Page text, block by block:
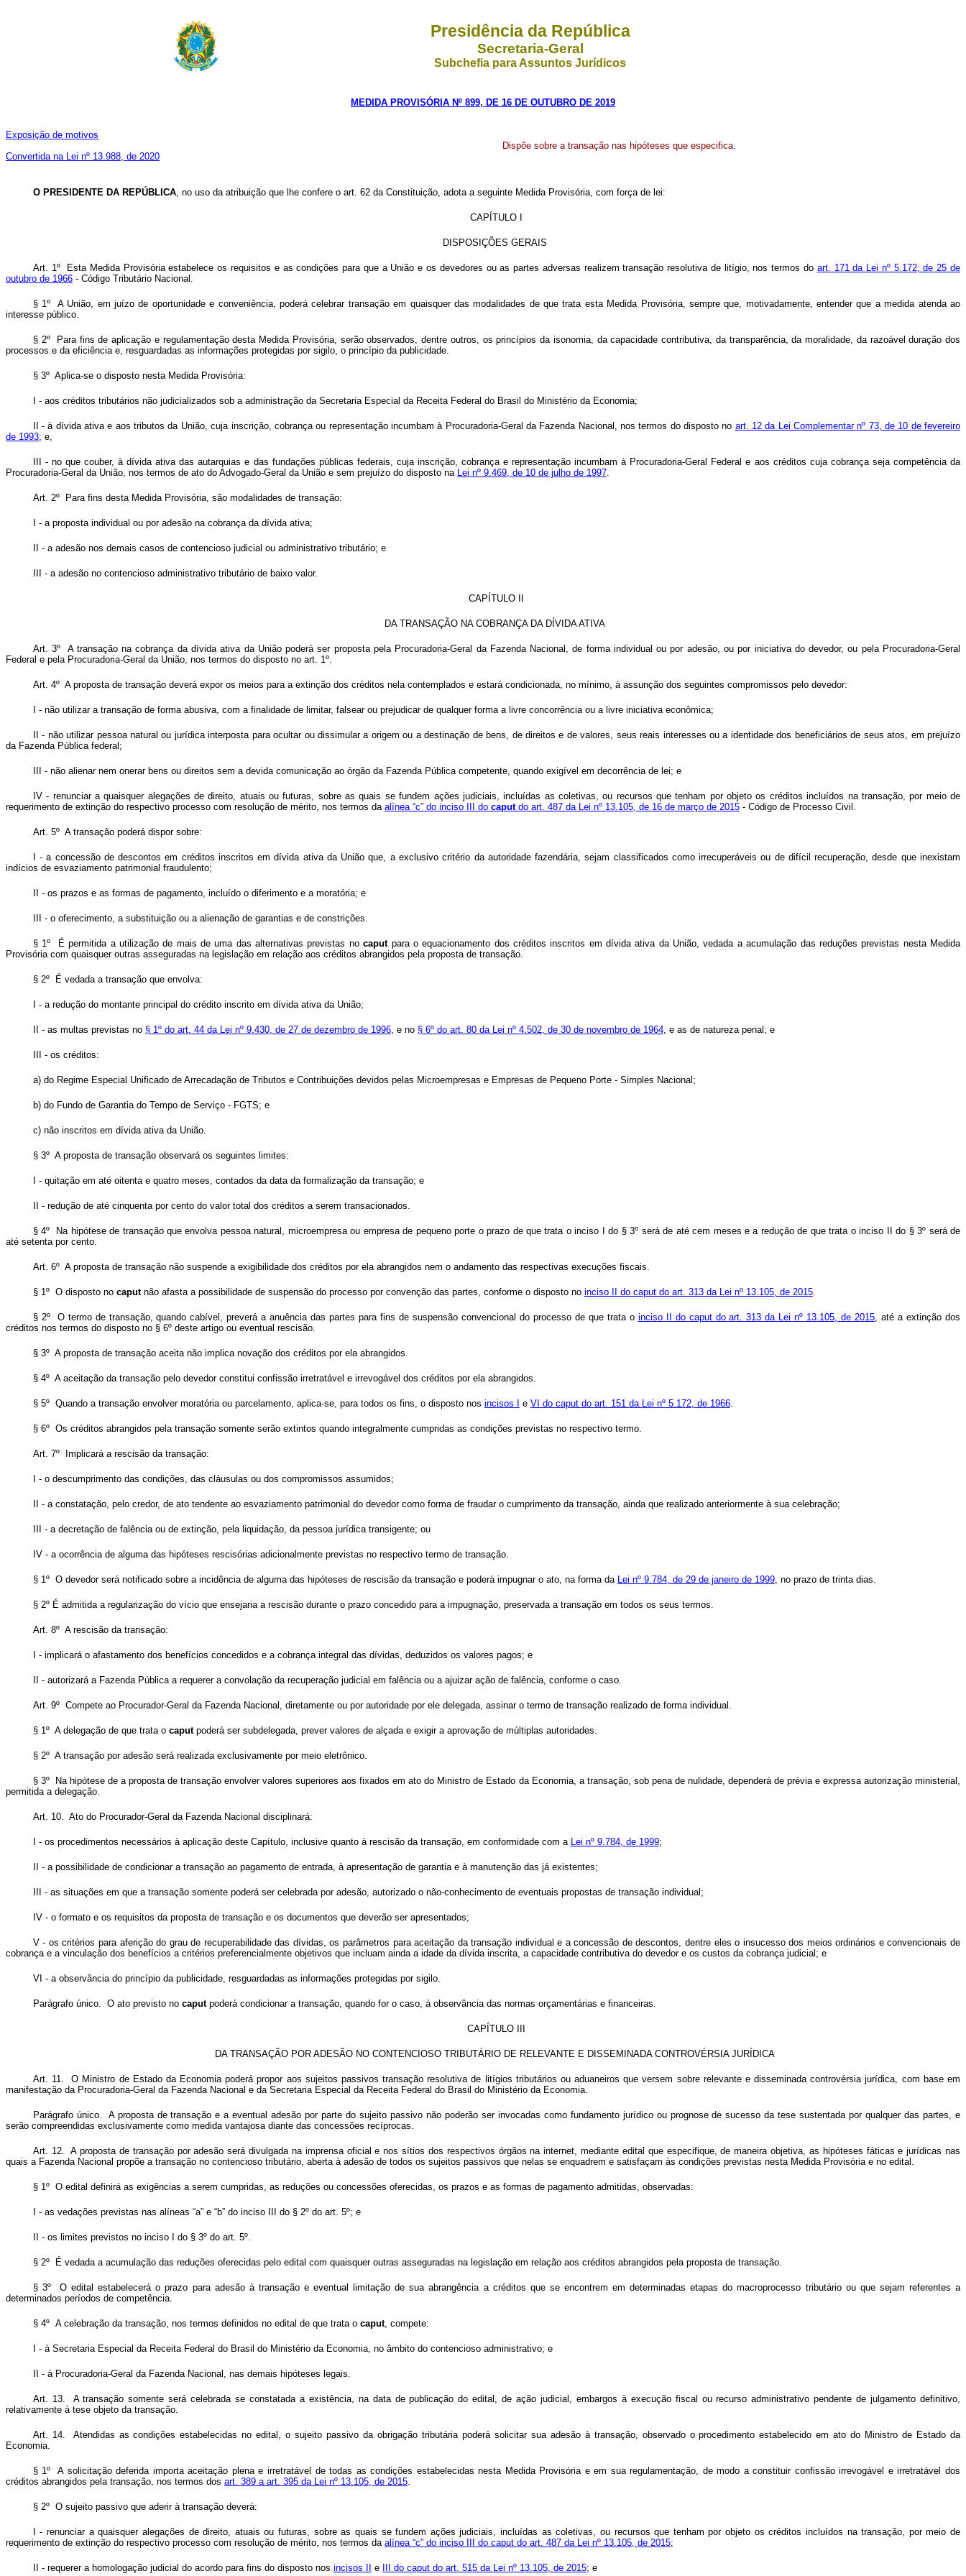
Presidência da República
Secretaria-Geral
Subchefia para Assuntos Jurídicos
MEDIDA PROVISÓRIA Nº 899, DE 16 DE OUTUBRO DE 2019
Exposição de motivos
Convertida na Lei nº 13.988, de 2020
Dispõe sobre a transação nas hipóteses que especifica.
O PRESIDENTE DA REPÚBLICA, no uso da atribuição que lhe confere o art. 62 da Constituição, adota a seguinte Medida Provisória, com força de lei:
CAPÍTULO I
DISPOSIÇÕES GERAIS
Art. 1º Esta Medida Provisória estabelece os requisitos e as condições para que a União e os devedores ou as partes adversas realizem transação resolutiva de litígio, nos termos do art. 171 da Lei nº 5.172, de 25 de
outubro de 1966 - Código Tributário Nacional.
§ 1º A União, em juízo de oportunidade e conveniência, poderá celebrar transação em quaisquer das modalidades de que trata esta Medida Provisória, sempre que, motivadamente, entender que a medida atenda ao
interesse público.
§ 2º Para fins de aplicação e regulamentação desta Medida Provisória, serão observados, dentre outros, os princípios da isonomia, da capacidade contributiva, da transparência, da moralidade, da razoável duração dos
processos e da eficiência e, resguardadas as informações protegidas por sigilo, o princípio da publicidade.
§ 3º Aplica-se o disposto nesta Medida Provisória:
I - aos créditos tributários não judicializados sob a administração da Secretaria Especial da Receita Federal do Brasil do Ministério da Economia;
II - à dívida ativa e aos tributos da União, cuja inscrição, cobrança ou representação incumbam à Procuradoria-Geral da Fazenda Nacional, nos termos do disposto no art. 12 da Lei Complementar nº 73, de 10 de fevereiro
de 1993; e,
III - no que couber, à dívida ativa das autarquias e das fundações públicas federais, cuja inscrição, cobrança e representação incumbam à Procuradoria-Geral Federal e aos créditos cuja cobrança seja competência da
Procuradoria-Geral da União, nos termos de ato do Advogado-Geral da União e sem prejuízo do disposto na Lei nº 9.469, de 10 de julho de 1997.
Art. 2º Para fins desta Medida Provisória, são modalidades de transação:
I - a proposta individual ou por adesão na cobrança da dívida ativa;
II - a adesão nos demais casos de contencioso judicial ou administrativo tributário; e
III - a adesão no contencioso administrativo tributário de baixo valor.
CAPÍTULO II
DA TRANSAÇÃO NA COBRANÇA DA DÍVIDA ATIVA
Art. 3º A transação na cobrança da dívida ativa da União poderá ser proposta pela Procuradoria-Geral da Fazenda Nacional, de forma individual ou por adesão, ou por iniciativa do devedor, ou pela Procuradoria-Geral
Federal e pela Procuradoria-Geral da União, nos termos do disposto no art. 1º.
Art. 4º A proposta de transação deverá expor os meios para a extinção dos créditos nela contemplados e estará condicionada, no mínimo, à assunção dos seguintes compromissos pelo devedor:
I - não utilizar a transação de forma abusiva, com a finalidade de limitar, falsear ou prejudicar de qualquer forma a livre concorrência ou a livre iniciativa econômica;
II - não utilizar pessoa natural ou jurídica interposta para ocultar ou dissimular a origem ou a destinação de bens, de direitos e de valores, seus reais interesses ou a identidade dos beneficiários de seus atos, em prejuízo
da Fazenda Pública federal;
III - não alienar nem onerar bens ou direitos sem a devida comunicação ao órgão da Fazenda Pública competente, quando exigível em decorrência de lei; e
IV - renunciar a quaisquer alegações de direito, atuais ou futuras, sobre as quais se fundem ações judiciais, incluídas as coletivas, ou recursos que tenham por objeto os créditos incluídos na transação, por meio de
requerimento de extinção do respectivo processo com resolução de mérito, nos termos da alínea “c” do inciso III do caputdo art. 487 da Lei nº 13.105, de 16 de março de 2015 - Código de Processo Civil.
Art. 5º A transação poderá dispor sobre:
I - a concessão de descontos em créditos inscritos em dívida ativa da União que, a exclusivo critério da autoridade fazendária, sejam classificados como irrecuperáveis ou de difícil recuperação, desde que inexistam
indícios de esvaziamento patrimonial fraudulento;
II - os prazos e as formas de pagamento, incluído o diferimento e a moratória; e
III - o oferecimento, a substituição ou a alienação de garantias e de constrições.
§ 1º É permitida a utilização de mais de uma das alternativas previstas nocaputpara o equacionamento dos créditos inscritos em dívida ativa da União, vedada a acumulação das reduções previstas nesta Medida
Provisória com quaisquer outras asseguradas na legislação em relação aos créditos abrangidos pela proposta de transação.
§ 2º É vedada a transação que envolva:
I - a redução do montante principal do crédito inscrito em dívida ativa da União;
II - as multas previstas no § 1º do art. 44 da Lei nº 9.430, de 27 de dezembro de 1996, e no § 6º do art. 80 da Lei nº 4.502, de 30 de novembro de 1964, e as de natureza penal; e
III - os créditos:
a) do Regime Especial Unificado de Arrecadação de Tributos e Contribuições devidos pelas Microempresas e Empresas de Pequeno Porte - Simples Nacional;
b) do Fundo de Garantia do Tempo de Serviço - FGTS; e
c) não inscritos em dívida ativa da União.
§ 3º A proposta de transação observará os seguintes limites:
I - quitação em até oitenta e quatro meses, contados da data da formalização da transação; e
II - redução de até cinquenta por cento do valor total dos créditos a serem transacionados.
§ 4º Na hipótese de transação que envolva pessoa natural, microempresa ou empresa de pequeno porte o prazo de que trata o inciso I do § 3º será de até cem meses e a redução de que trata o inciso II do § 3º será de
até setenta por cento.
Art. 6º A proposta de transação não suspende a exigibilidade dos créditos por ela abrangidos nem o andamento das respectivas execuções fiscais.
§ 1º O disposto no caputnão afasta a possibilidade de suspensão do processo por convenção das partes, conforme o disposto no inciso II do caput do art. 313 da Lei nº 13.105, de 2015.
§ 2º O termo de transação, quando cabível, preverá a anuência das partes para fins de suspensão convencional do processo de que trata o inciso II do caput do art. 313 da Lei nº 13.105, de 2015, até a extinção dos
créditos nos termos do disposto no § 6º deste artigo ou eventual rescisão.
§ 3º A proposta de transação aceita não implica novação dos créditos por ela abrangidos.
§ 4º A aceitação da transação pelo devedor constitui confissão irretratável e irrevogável dos créditos por ela abrangidos.
§ 5º Quando a transação envolver moratória ou parcelamento, aplica-se, para todos os fins, o disposto nos incisos I e VI do caput do art. 151 da Lei nº 5.172, de 1966.
§ 6º Os créditos abrangidos pela transação somente serão extintos quando integralmente cumpridas as condições previstas no respectivo termo.
Art. 7º Implicará a rescisão da transação:
I - o descumprimento das condições, das cláusulas ou dos compromissos assumidos;
II - a constatação, pelo credor, de ato tendente ao esvaziamento patrimonial do devedor como forma de fraudar o cumprimento da transação, ainda que realizado anteriormente à sua celebração;
III - a decretação de falência ou de extinção, pela liquidação, da pessoa jurídica transigente; ou
IV - a ocorrência de alguma das hipóteses rescisórias adicionalmente previstas no respectivo termo de transação.
§ 1º O devedor será notificado sobre a incidência de alguma das hipóteses de rescisão da transação e poderá impugnar o ato, na forma da Lei nº 9.784, de 29 de janeiro de 1999, no prazo de trinta dias.
§ 2º É admitida a regularização do vício que ensejaria a rescisão durante o prazo concedido para a impugnação, preservada a transação em todos os seus termos.
Art. 8º A rescisão da transação:
I - implicará o afastamento dos benefícios concedidos e a cobrança integral das dívidas, deduzidos os valores pagos; e
II - autorizará a Fazenda Pública a requerer a convolação da recuperação judicial em falência ou a ajuizar ação de falência, conforme o caso.
Art. 9º Compete ao Procurador-Geral da Fazenda Nacional, diretamente ou por autoridade por ele delegada, assinar o termo de transação realizado de forma individual.
§ 1º A delegação de que trata o caputpoderá ser subdelegada, prever valores de alçada e exigir a aprovação de múltiplas autoridades.
§ 2º A transação por adesão será realizada exclusivamente por meio eletrônico.
§ 3º Na hipótese de a proposta de transação envolver valores superiores aos fixados em ato do Ministro de Estado da Economia, a transação, sob pena de nulidade, dependerá de prévia e expressa autorização ministerial,
permitida a delegação.
Art. 10. Ato do Procurador-Geral da Fazenda Nacional disciplinará:
I - os procedimentos necessários à aplicação deste Capítulo, inclusive quanto à rescisão da transação, em conformidade com a Lei nº 9.784, de 1999;
II - a possibilidade de condicionar a transação ao pagamento de entrada, à apresentação de garantia e à manutenção das já existentes;
III - as situações em que a transação somente poderá ser celebrada por adesão, autorizado o não-conhecimento de eventuais propostas de transação individual;
IV - o formato e os requisitos da proposta de transação e os documentos que deverão ser apresentados;
V - os critérios para aferição do grau de recuperabilidade das dívidas, os parâmetros para aceitação da transação individual e a concessão de descontos, dentre eles o insucesso dos meios ordinários e convencionais de
cobrança e a vinculação dos benefícios a critérios preferencialmente objetivos que incluam ainda a idade da dívida inscrita, a capacidade contributiva do devedor e os custos da cobrança judicial; e
VI - a observância do princípio da publicidade, resguardadas as informações protegidas por sigilo.
Parágrafo único. O ato previsto no caputpoderá condicionar a transação, quando for o caso, à observância das normas orçamentárias e financeiras.
CAPÍTULO III
DA TRANSAÇÃO POR ADESÃO NO CONTENCIOSO TRIBUTÁRIO DE RELEVANTE E DISSEMINADA CONTROVÉRSIA JURÍDICA
Art. 11. O Ministro de Estado da Economia poderá propor aos sujeitos passivos transação resolutiva de litígios tributários ou aduaneiros que versem sobre relevante e disseminada controvérsia jurídica, com base em
manifestação da Procuradoria-Geral da Fazenda Nacional e da Secretaria Especial da Receita Federal do Brasil do Ministério da Economia.
Parágrafo único. A proposta de transação e a eventual adesão por parte do sujeito passivo não poderão ser invocadas como fundamento jurídico ou prognose de sucesso da tese sustentada por qualquer das partes, e
serão compreendidas exclusivamente como medida vantajosa diante das concessões recíprocas.
Art. 12. A proposta de transação por adesão será divulgada na imprensa oficial e nos sítios dos respectivos órgãos na internet, mediante edital que especifique, de maneira objetiva, as hipóteses fáticas e jurídicas nas
quais a Fazenda Nacional propõe a transação no contencioso tributário, aberta à adesão de todos os sujeitos passivos que nelas se enquadrem e satisfaçam às condições previstas nesta Medida Provisória e no edital.
§ 1º O edital definirá as exigências a serem cumpridas, as reduções ou concessões oferecidas, os prazos e as formas de pagamento admitidas, observadas:
I - as vedações previstas nas alíneas “a” e “b” do inciso III do § 2º do art. 5º; e
II - os limites previstos no inciso I do § 3º do art. 5º.
§ 2º É vedada a acumulação das reduções oferecidas pelo edital com quaisquer outras asseguradas na legislação em relação aos créditos abrangidos pela proposta de transação.
§ 3º O edital estabelecerá o prazo para adesão à transação e eventual limitação de sua abrangência a créditos que se encontrem em determinadas etapas do macroprocesso tributário ou que sejam referentes a
determinados períodos de competência.
§ 4º A celebração da transação, nos termos definidos no edital de que trata o caput, compete:
I - à Secretaria Especial da Receita Federal do Brasil do Ministério da Economia, no âmbito do contencioso administrativo; e
II - à Procuradoria-Geral da Fazenda Nacional, nas demais hipóteses legais.
Art. 13. A transação somente será celebrada se constatada a existência, na data de publicação do edital, de ação judicial, embargos à execução fiscal ou recurso administrativo pendente de julgamento definitivo,
relativamente à tese objeto da transação.
Art. 14. Atendidas as condições estabelecidas no edital, o sujeito passivo da obrigação tributária poderá solicitar sua adesão à transação, observado o procedimento estabelecido em ato do Ministro de Estado da
Economia.
§ 1º A solicitação deferida importa aceitação plena e irretratável de todas as condições estabelecidas nesta Medida Provisória e em sua regulamentação, de modo a constituir confissão irrevogável e irretratável dos
créditos abrangidos pela transação, nos termos dos art. 389 a art. 395 da Lei nº 13.105, de 2015.
§ 2º O sujeito passivo que aderir à transação deverá:
I - renunciar a quaisquer alegações de direito, atuais ou futuras, sobre as quais se fundem ações judiciais, incluídas as coletivas, ou recursos que tenham por objeto os créditos incluídos na transação, por meio de
requerimento de extinção do respectivo processo com resolução de mérito, nos termos da alínea “c” do inciso III do caput do art. 487 da Lei nº 13.105, de 2015;
II - requerer a homologação judicial do acordo para fins do disposto nos incisos II e III do caput do art. 515 da Lei nº 13.105, de 2015; e